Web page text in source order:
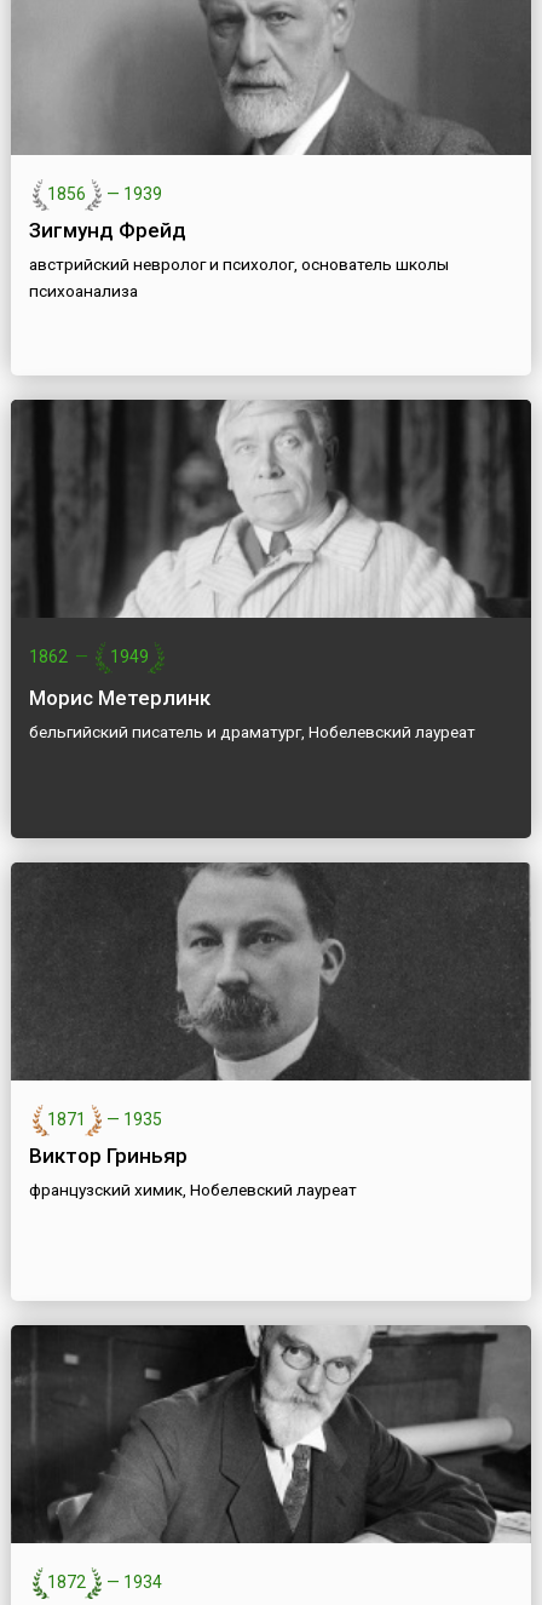
1856 — 1939
Зигмунд Фрейд
австрийский невролог и психолог, основатель школы
психоанализа
1862 — 1949
Морис Метерлинк
бельгийский писатель и драматург, Нобелевский лауреат
1871 — 1935
Виктор Гриньяр
французский химик, Нобелевский лауреат
1872 — 1934